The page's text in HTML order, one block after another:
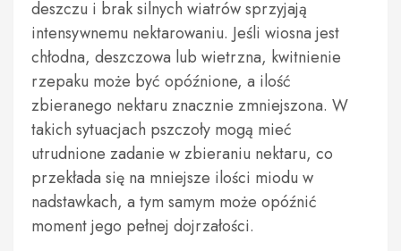
deszczu i brak silnych wiatrów sprzyjają
intensywnemu nektarowaniu. Jeśli wiosna jest
chłodna, deszczowa lub wietrzna, kwitnienie
rzepaku może być opóźnione, a ilość
zbieranego nektaru znacznie zmniejszona. W
takich sytuacjach pszczoły mogą mieć
utrudnione zadanie w zbieraniu nektaru, co
przekłada się na mniejsze ilości miodu w
nadstawkach, a tym samym może opóźnić
moment jego pełnej dojrzałości.